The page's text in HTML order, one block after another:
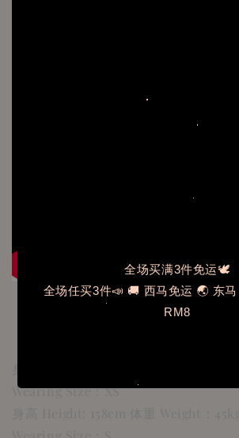
全场买满3件免运🕊️
全场任买3件📣 🚚 西马免运 🌏 东
RM8
身高 Height: 160cm 体重 Weight：
Wearing Size：XS